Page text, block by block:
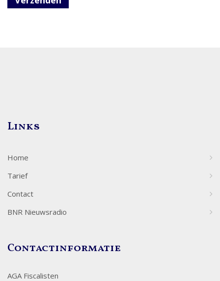
Links
Home
Tarief
Contact
BNR Nieuwsradio
Contactinformatie
AGA Fiscalisten